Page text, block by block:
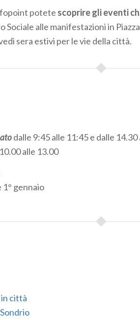
potete scoprire gli eventi
Sociale alle manifestazioni in
sera estivi per le vie della città.
dalle 9:45 alle 11:45 e dalle 14.30
alle 13.00
1° gennaio
città